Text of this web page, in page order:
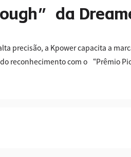
da
precisão, a Kpower capacita a
reconhecimento com o “Prêmio